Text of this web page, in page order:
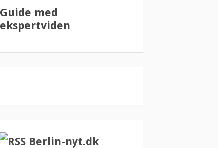
Guide med
ekspertviden
Berlin-nyt.dk